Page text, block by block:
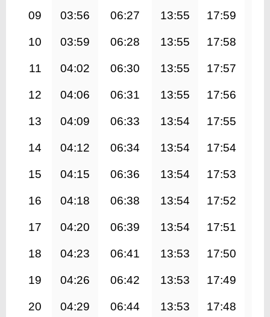
09 03:56 06:27 13:55 17:59
10 03:59 06:28 13:55 17:58
11 04:02 06:30 13:55 17:57
12 04:06 06:31 13:55 17:56
13 04:09 06:33 13:54 17:55
14 04:12 06:34 13:54 17:54
15 04:15 06:36 13:54 17:53
16 04:18 06:38 13:54 17:52
17 04:20 06:39 13:54 17:51
18 04:23 06:41 13:53 17:50
19 04:26 06:42 13:53 17:49
20 04:29 06:44 13:53 17:48